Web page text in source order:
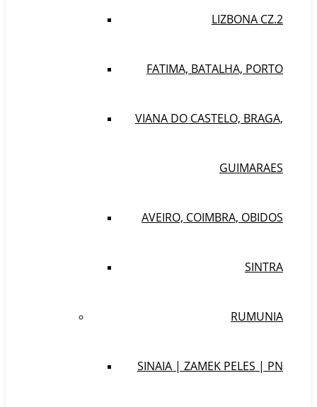
LIZBONA CZ.2
FATIMA, BATALHA, PORTO
VIANA DO CASTELO, BRAGA,
GUIMARAES
AVEIRO, COIMBRA, OBIDOS
SINTRA
RUMUNIA
SINAIA | ZAMEK PELES | PN